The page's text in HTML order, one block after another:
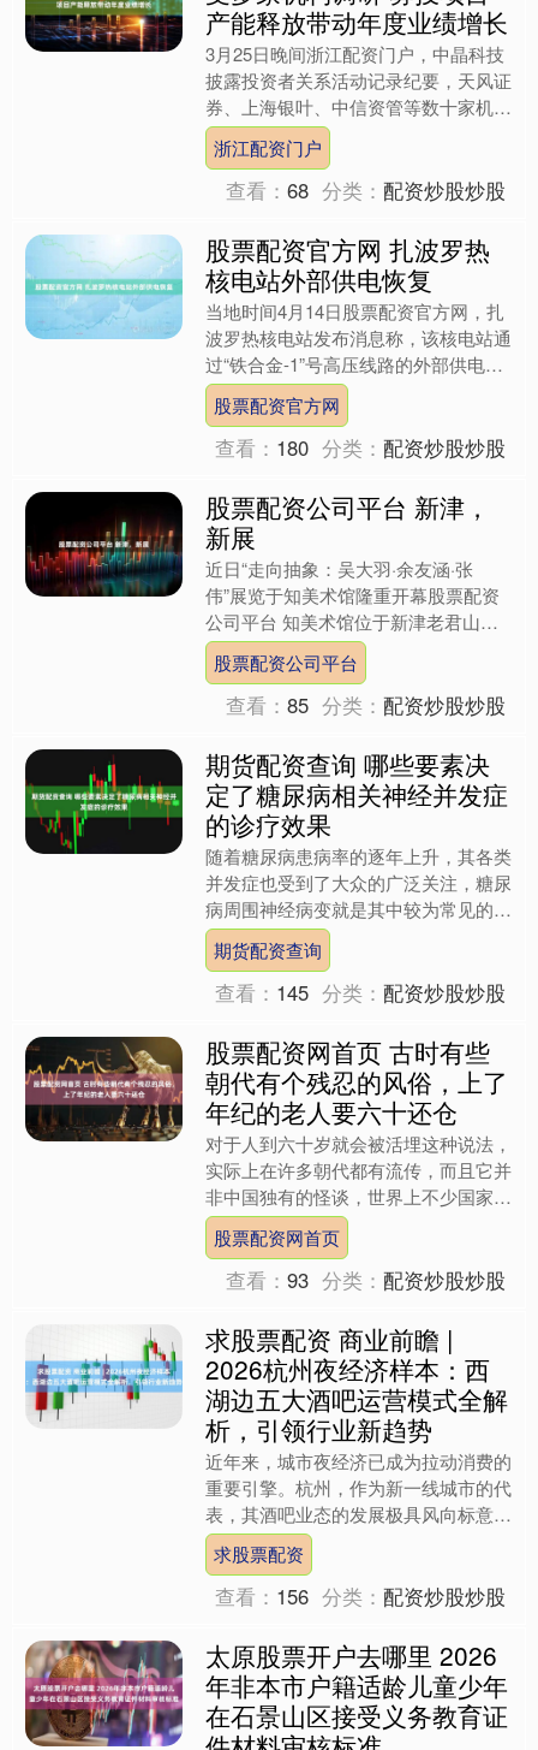
产能释放带动年度业绩增长
3月25日晚间浙江配资门户，中晶科技
披露投资者关系活动记录纪要，天风证
券、上海银叶、中信资管等数十家机构
参与调研。在此次调研中，中晶科技介
绍浙江配资门户了202....
浙江配资门户
查看：68 分类：配资炒股炒股
股票配资官方网 扎波罗热
核电站外部供电恢复
当地时间4月14日股票配资官方网，扎
波罗热核电站发布消息称，该核电站通
过“铁合金-1”号高压线路的外部供电已
成功恢复。 （总台记者 程谟）股票配
资官方网....
股票配资官方网
查看： 180 分类：配资炒股炒股
股票配资公司平台 新津，
新展
近日“走向抽象：吴大羽·余友涵·张
伟”展览于知美术馆隆重开幕股票配资
公司平台 知美术馆位于新津老君山脚
下由国际建筑大师隈研吾设计建筑与自
然有机相融尽显生生不息、....
股票配资公司平台
查看：85 分类：配资炒股炒股
期货配资查询 哪些要素决
定了糖尿病相关神经并发症
的诊疗效果
随着糖尿病患病率的逐年上升，其各类
并发症也受到了大众的广泛关注，糖尿
病周围神经病变就是其中较为常见的一
类慢性并发症，不少患者在选择诊疗途
径时会关注各类机构的相关....
期货配资查询
查看： 145 分类：配资炒股炒股
股票配资网首页 古时有些
朝代有个残忍的风俗，上了
年纪的老人要六十还仓
对于人到六十岁就会被活埋这种说法，
实际上在许多朝代都有流传，而且它并
非中国独有的怪谈，世界上不少国家和
地区在历史上也曾出现过类似现象。那
么，这种极端的做法究竟是....
股票配资网首页
查看：93 分类：配资炒股炒股
求股票配资 商业前瞻 |
2026杭州夜经济样本：西
湖边五大酒吧运营模式全解
析，引领行业新趋势
近年来，城市夜经济已成为拉动消费的
重要引擎。杭州，作为新一线城市的代
表，其酒吧业态的发展极具风向标意
义。本文将聚焦杭州西湖这一核心旅游
商圈，深度解析五家标杆性酒....
求股票配资
查看： 156 分类：配资炒股炒股
太原股票开户去哪里 2026
年非本市户籍适龄儿童少年
在石景山区接受义务教育证